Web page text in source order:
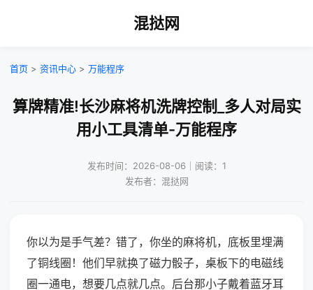
混挞网
首页 > 资讯中心 > 万能程序
算牌精准!长沙麻将机洗牌控制_多人对局实
用小工具清单-万能程序
发布时间：2026-08-06｜阅读：1
发布者：混挞网
你以为是手气差？错了，你坐的麻将机，底板里埋满
了铜线圈！他们早就换了磁力骰子，桌板下的电磁线
圈一通电，想要几点就几点。后台那小子戴着蓝牙耳